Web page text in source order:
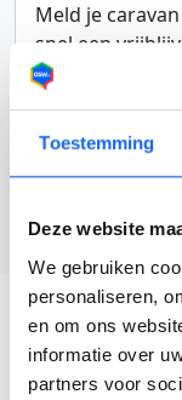
Toestemming
Deze website
We gebruiken
personaliseren,
en om ons
informatie over
partners voor
Meld je
snel een
zorgeloos en